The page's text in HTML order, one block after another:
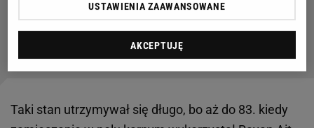
Sensacyjne wieści ws. nowej pracy dla
Taki stan utrzymywał się długo, bo aż do 83. kiedy
USTAWIENIA ZAAWANSOWANE
AKCEPTUJĘ